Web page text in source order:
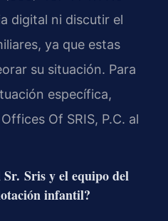
digital ni discutir el
ya que estas
su situación. Para
específica,
Of SRIS, P.C. al
Sris y el equipo del
infantil?